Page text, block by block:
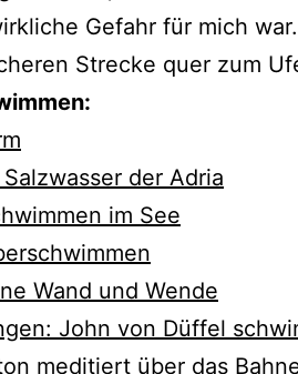
Gefahr für mich
Strecke quer zum
der Adria
im See
Wand und Wende
John von Düffel
meditiert über das